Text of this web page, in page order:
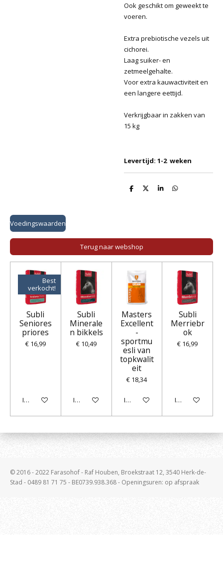
Ook geschikt om geweekt te
voeren.
Extra prebiotische vezels uit
cichorei.
Laag suiker- en
zetmeelgehalte.
Voor extra kauwactiviteit en
een langere eettijd.
Verkrijgbaar in zakken van
15 kg
Levertijd: 1-2 weken
D
D
S
D
Voedingswaarden
Terug naar webshop
Best
verkocht!
Subli
Seniores
priores
€ 16,99
In winkelwagen
Subli
Minerale
n bikkels
€ 10,49
In winkelwagen
Masters
Excellent
-
sportmu
esli van
topkwalit
eit
€ 18,34
In winkelwagen
Subli
Merriebr
ok
€ 16,99
In winkelwagen
© 2016 - 2022 Farasohof - Raf Houben, Broekstraat 12, 3540 Herk-de-
Stad - 0489 81 71 75 - BE0739.938.368 - Openingsuren: op afspraak